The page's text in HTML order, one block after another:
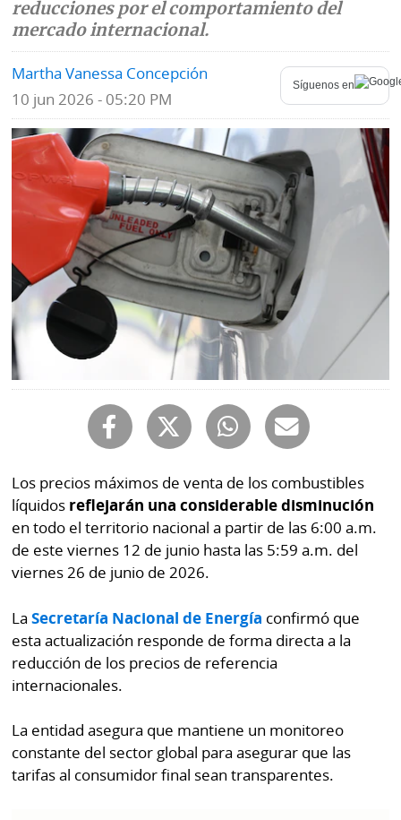
Economía
Mundo
Deportes
Tecnología
Ponle
la
Firma
Opinión
Blogs
Fotografías
Videos
Fe
de
erratas
Historias
SERVICIOS
Paper
Buscador
Catálogos
Lotería
Kiosko
Luctuosas
Contenido
de
marcas
RSS
Temas
Autores
Notas
lector
Buenas
prácticas
OTROS
SITIOS
reducciones por el comportamiento del
mercado internacional.
Martha Vanessa Concepción
10 jun 2026 - 05:20 PM
Síguenos en
Los precios máximos de venta de los combustibles
líquidos reflejarán una considerable disminución
en todo el territorio nacional a partir de las 6:00 a.m.
de este viernes 12 de junio hasta las 5:59 a.m. del
viernes 26 de junio de 2026.
LaSecretaría Nacional de Energía confirmó que
esta actualización responde de forma directa a la
reducción de los precios de referencia
internacionales.
La entidad asegura que mantiene un monitoreo
constante del sector global para asegurar que las
tarifas al consumidor final sean transparentes.